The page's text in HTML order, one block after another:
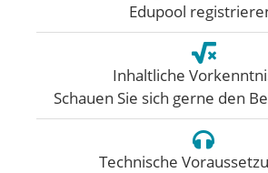
Edupool
Inhaltliche
Schauen Sie sich gerne den
Technische